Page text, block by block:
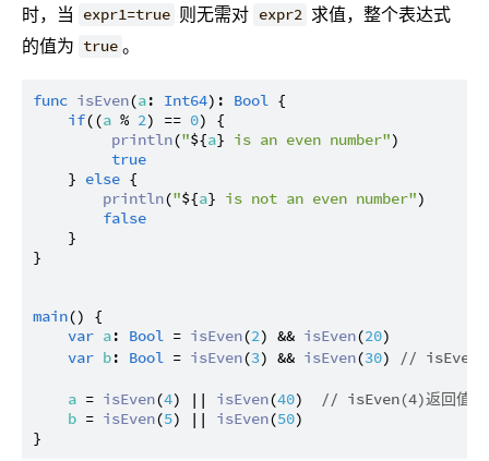
时，当 expr1=true 则无需对 expr2 求值，整个表达式
的值为 true 。
func isEven(a: Int64): Bool
{
if((a % 2) == 0) {
println("${a} is an even number")
true
    }
else {
println("${a} is not an even number")
false
    }
}
main() {
var a: Bool = isEven(2) && isEven(20)
var b: Bool = isEven(3) && isEven(30) //
a = isEven(4) || isEven(40)
// isEven(4)返回值
b = isEven(5) || isEven(50)